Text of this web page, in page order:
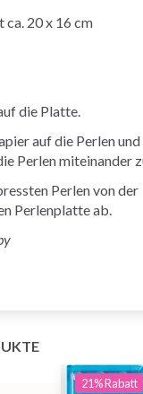
20 x 16 cm
die Platte.
auf die Perlen
Perlen miteinander
Perlen von der
Perlenplatte ab.
21%Rabatt